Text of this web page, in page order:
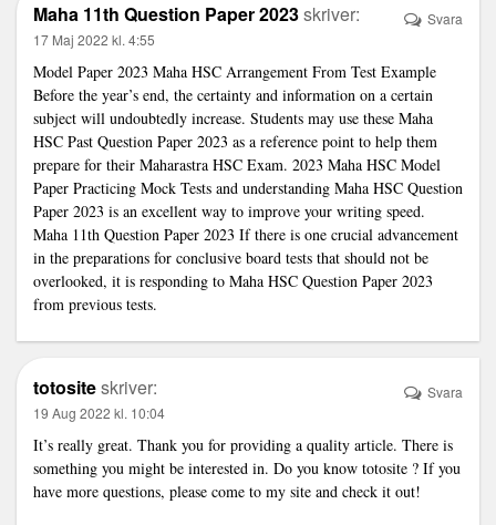
Maha 11th Question Paper 2023skriver:
17 Maj 2022 kl. 4:55
Model Paper 2023 Maha HSC Arrangement From Test Example
Before the year’s end, the certainty and information on a certain
subject will undoubtedly increase. Students may use these Maha
HSC Past Question Paper 2023 as a reference point to help them
prepare for their Maharastra HSC Exam. 2023 Maha HSC Model
Paper Practicing Mock Tests and understanding Maha HSC Question
Paper 2023 is an excellent way to improve your writing speed.
Maha 11th Question Paper 2023 If there is one crucial advancement
in the preparations for conclusive board tests that should not be
overlooked, it is responding to Maha HSC Question Paper 2023
from previous tests.
Svara
totositeskriver:
19 Aug 2022 kl. 10:04
It’s really great. Thank you for providing a quality article. There is
something you might be interested in. Do you know totosite ? If you
have more questions, please come to my site and check it out!
Svara